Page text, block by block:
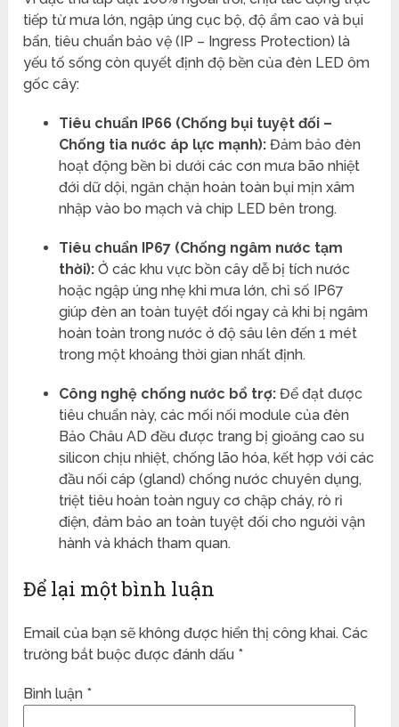
tiếp từ mưa lớn, ngập úng cục bộ, độ ẩm cao và bụi
bẩn, tiêu chuẩn bảo vệ (IP – Ingress Protection) là
yếu tố sống còn quyết định độ bền của đèn LED ôm
gốc cây:
Tiêu chuẩn IP66 (Chống bụi tuyệt đối –
Chống tia nước áp lực mạnh): Đảm bảo đèn
hoạt động bền bỉ dưới các cơn mưa bão nhiệt
đới dữ dội, ngăn chặn hoàn toàn bụi mịn xâm
nhập vào bo mạch và chip LED bên trong.
Tiêu chuẩn IP67 (Chống ngâm nước tạm
thời): Ở các khu vực bồn cây dễ bị tích nước
hoặc ngập úng nhẹ khi mưa lớn, chỉ số IP67
giúp đèn an toàn tuyệt đối ngay cả khi bị ngâm
hoàn toàn trong nước ở độ sâu lên đến 1 mét
trong một khoảng thời gian nhất định.
Công nghệ chống nước bổ trợ: Để đạt được
tiêu chuẩn này, các mối nối module của đèn
Bảo Châu AD đều được trang bị gioăng cao su
silicon chịu nhiệt, chống lão hóa, kết hợp với các
đầu nối cáp (gland) chống nước chuyên dụng,
triệt tiêu hoàn toàn nguy cơ chập cháy, rò rỉ
điện, đảm bảo an toàn tuyệt đối cho người vận
hành và khách tham quan.
Để lại một bình luận
Email của bạn sẽ không được hiển thị công khai. Các
trường bắt buộc được đánh dấu *
Bình luận *